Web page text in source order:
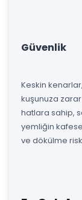
Güvenlik
Keskin
kuşunuza
hatlara sahip,
yemliğin
ve dökülme